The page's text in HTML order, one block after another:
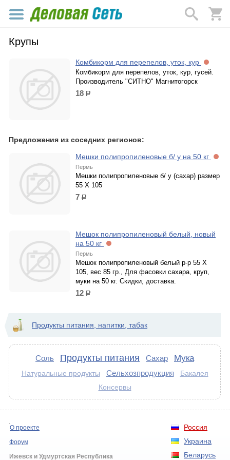
Крупы
Комбикорм для перепелов, уток, кур
Комбикорм для перепелов, уток, кур, гусей.
Производитель "СИТНО" Магнитогорск
18 р.
Предложения из соседних регионов:
Мешки полипропиленовые б/ у на 50 кг
Пермь
Мешки полипропиленовые б/ у (сахар) размер
55 Х 105
7 р.
Мешок полипропиленовый белый, новый
на 50 кг
Пермь
Мешок полипропиленовый белый р-р 55 Х
105, вес 85 гр., Для фасовки сахара, круп,
муки на 50 кг. Скидки, доставка.
12 р.
Продукты питания, напитки, табак
Соль Продукты питания Сахар Мука
Натуральные продукты Сельхозпродукция
Бакалея
Консервы
Россия
Украина
Беларусь
О проекте
Форум
Ижевск и Удмуртская Республика